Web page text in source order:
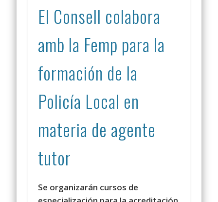
El Consell colabora
amb la Femp para la
formación de la
Policía Local en
materia de agente
tutor
Se organizarán cursos de